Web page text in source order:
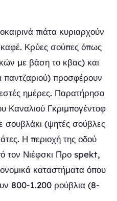
πιάτα κυριαρχούν
Κρύες σούπες όπως
με βάση το κβας) και
προσφέρουν
ημέρες. Παρατήρησα
Καναλιού Γκριμπογέντοφ
σουβλάκι (ψητές σούβλες
Η περιοχή της οδού
τον Νιέφσκι Προ spekt,
καταστήματα όπου
800-1.200 ρούβλια (8-